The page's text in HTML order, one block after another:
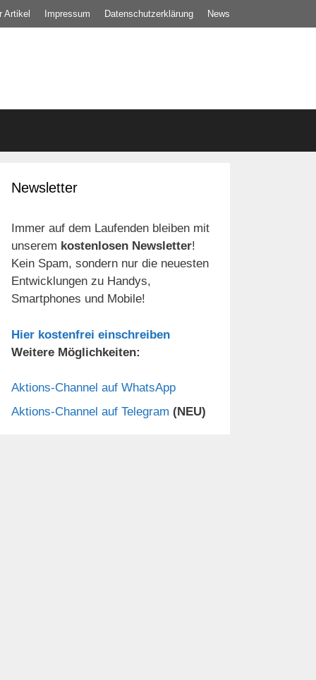
Artikel Impressum Datenschutz­erklärung News
Newsletter
Immer auf dem Laufenden bleiben mit
unserem kostenlosen Newsletter!
Kein Spam, sondern nur die neuesten
Entwicklungen zu Handys,
Smartphones und Mobile!
Hier kostenfrei einschreiben
Weitere Möglichkeiten:
Aktions-Channel auf WhatsApp
Aktions-Channel auf Telegram (NEU)